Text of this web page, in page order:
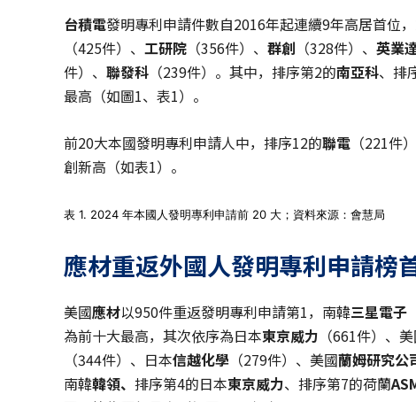
台積電發明專利申請件數自2016年起連續9年高居首位
（425件）、 工研院 （356件）、 群創 （328件）、 英業
件）、 聯發科 （239件）。其中，排序第2的南亞科、排
最高（如圖1、表1）。
前20大本國發明專利申請人中，排序12的聯電 （221件
創新高（如表1）。
表 1. 2024 年本國人發明專利申請前 20 大；資料來源：會慧局
應材重返外國人發明專利申請榜
美國應材以950件重返發明專利申請第1，南韓三星電子
為前十大最高，其次依序為日本東京威力 （661件）、
（344件）、日本信越化學 （279件）、美國蘭姆研究公
南韓韓領、 排序第4的日本東京威力、排序第7的荷蘭